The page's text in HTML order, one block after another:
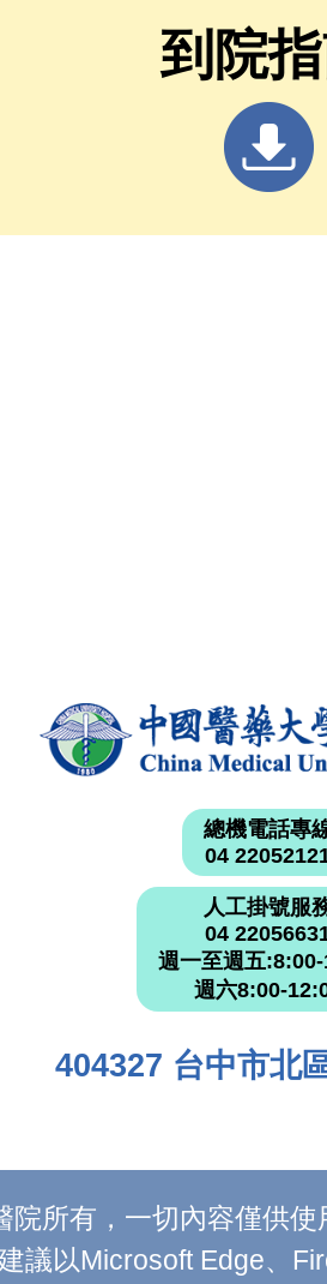
到院
總機電話專
04
人工掛號服
04
週一至週五
週六8:00-
404327 台中市北
所有，一切內容僅供
議以Microsoft Edge、